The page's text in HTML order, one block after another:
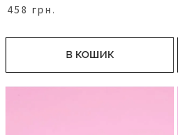
458 грн.
В КОШИК